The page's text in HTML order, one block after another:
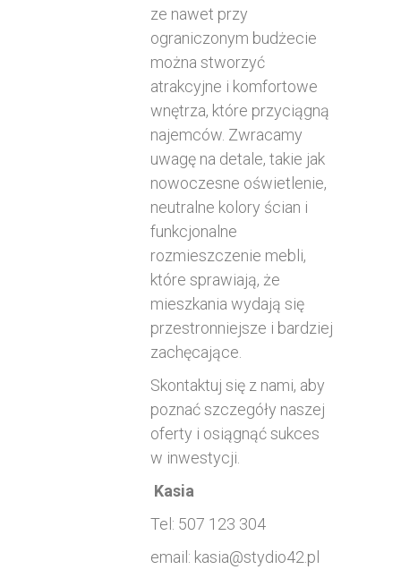
ze nawet przy
ograniczonym budżecie
można stworzyć
atrakcyjne i komfortowe
wnętrza, które przyciągną
najemców. Zwracamy
uwagę na detale, takie jak
nowoczesne oświetlenie,
neutralne kolory ścian i
funkcjonalne
rozmieszczenie mebli,
które sprawiają, że
mieszkania wydają się
przestronniejsze i bardziej
zachęcające.
Skontaktuj się z nami, aby
poznać szczegóły naszej
oferty i osiągnąć sukces
w inwestycji.
Kasia
Tel: 507 123 304
email: kasia@stydio42.pl